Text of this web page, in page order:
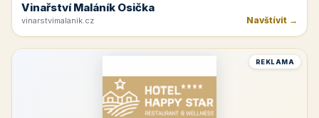
Vinařství Maláník Osička
vinarstvimalanik.cz Navštívit →
REKLAMA